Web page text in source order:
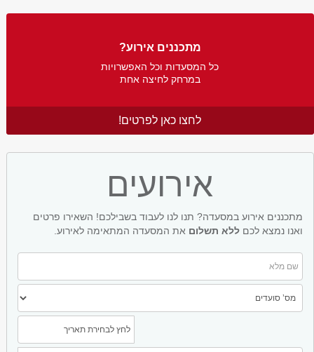
מתכננים אירוע?
כל המסעדות וכל האפשרויות
במרחק לחיצה אחת
לחצו כאן לפרטים!
אירועים
מתכננים אירוע במסעדה? תנו לנו לעבוד בשבילכם! השאירו פרטים
ואנו נמצא לכם ללא תשלום את המסעדה המתאימה לאירוע.